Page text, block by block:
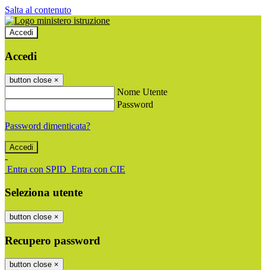
Salta al contenuto
Accedi
Accedi
button close ×
Nome Utente
Password
Password dimenticata?
-
Entra con SPID Entra con CIE
Seleziona utente
button close ×
Recupero password
button close ×